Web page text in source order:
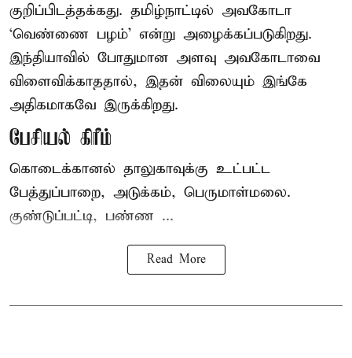
குறிப்பிடத்தக்கது. தமிழ்நாட்டில் அவகோடா
‘வெண்ணை பழம்’ என்று அழைக்கப்படுகிறது.
இந்தியாவில் போதுமான அளவு அவகோடாவை
விளைவிக்காததால், இதன் விலையும் இங்கே
அதிகமாகவே இருக்கிறது.
பேசியல் கிரீம்
கொடைக்கானல் தாலுகாவுக்கு உட்பட்ட
பேத்துப்பாறை, அடுக்கம், பெருமாள்மலை.
குண்டுப்பட்டி, பண்ண ...
Read More